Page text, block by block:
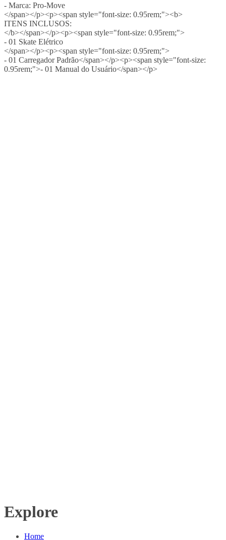
- Marca: Pro-Move
</span></p><p><span style="font-size: 0.95rem;"><b>
ITENS INCLUSOS:
</b></span></p><p><span style="font-size: 0.95rem;">
- 01 Skate Elétrico
</span></p><p><span style="font-size: 0.95rem;">
- 01 Carregador Padrão</span></p><p><span style="font-size:
0.95rem;">- 01 Manual do Usuário</span></p>
Explore
Home